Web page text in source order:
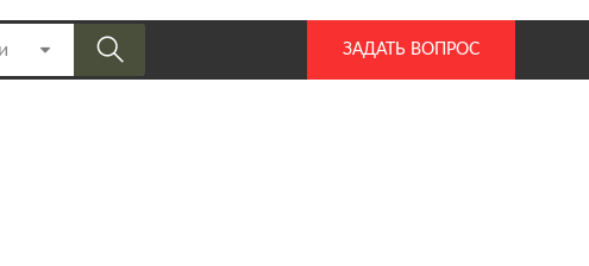
ЗАДАТЬ ВОПРОС